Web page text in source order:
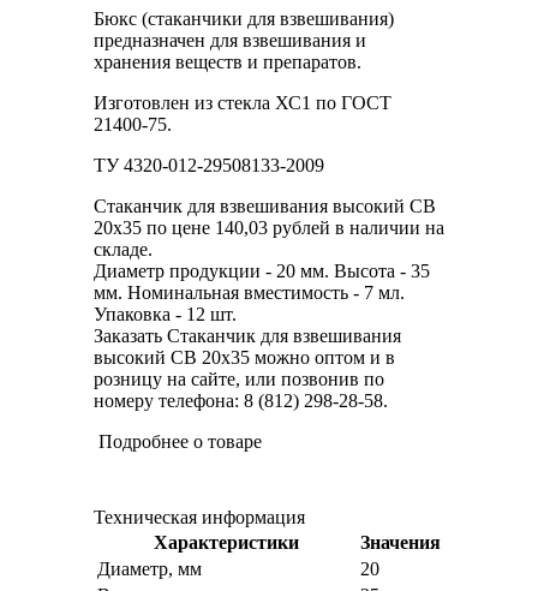
Бюкс (стаканчики для взвешивания)
предназначен для взвешивания и
хранения веществ и препаратов.
Изготовлен из стекла ХС1 по ГОСТ
21400-75.
ТУ 4320-012-29508133-2009
Стаканчик для взвешивания высокий СВ
20х35 по цене 140,03 рублей в наличии на
складе.
Диаметр продукции - 20 мм. Высота - 35
мм. Номинальная вместимость - 7 мл.
Упаковка - 12 шт.
Заказать Стаканчик для взвешивания
высокий СВ 20х35 можно оптом и в
розницу на сайте, или позвонив по
номеру телефона: 8 (812) 298-28-58.
Подробнее о товаре
Техническая информация
Характеристики
Значения
Диаметр, мм
20